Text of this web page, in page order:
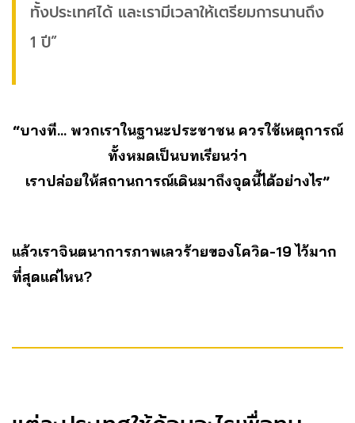
ทั้งประเทศได้ และเรามีเวลาให้เตรียมการนานถึง
1 ปี”
“บางที… พวกเราในฐานะประชาชน ควรใช้เหตุการณ์
ทั้งหมดเป็นบทเรียนว่า
เราปล่อยให้สถานการณ์เดินมาถึงจุดนี้ได้อย่างไร”
แล้วเราจินตนาการภาพเลวร้ายของโควิด-19 ไว้มาก
ที่สุดแค่ไหน?